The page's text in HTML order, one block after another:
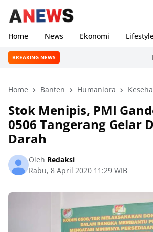
Home News Ekonomi
BREAKING NEWS
Home Banten Humaniora
Stok Menipis, PMI
0506 Tangerang Gelar
Darah
Oleh Redaksi
Rabu, 8 April 2020 11:29 WIB